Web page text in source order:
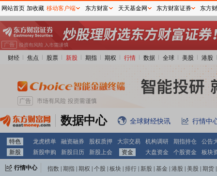
财经 焦点 股票 新股 期指 期权 行情 数据 全球 美股 港股
数据中心 全球财经快讯 行情中
特色 龙虎榜单 融资融券 股权质押 大宗交易 机构调研 期指持仓
公告
新股
新股申购 新股日历 新股上会 资金 大盘资金 个股资金 板块
行情中心 指数 期指 期权 个股 板块 排行 新股 基金 港股 美股 期货
网站首页 加收藏 移动客户端 东方财富 天天基金网 东方财富证券 东方